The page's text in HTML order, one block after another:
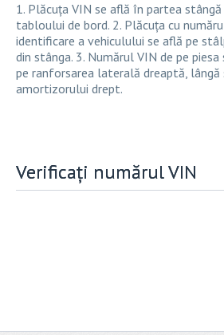
1. Plăcuța VIN se află în partea stângă
tabloului de bord. 2. Plăcuța cu
identificare a vehiculului se află pe
din stânga. 3. Numărul VIN de pe
pe ranforsarea laterală dreaptă, lângă
amortizorului drept.
Verificați numărul VIN